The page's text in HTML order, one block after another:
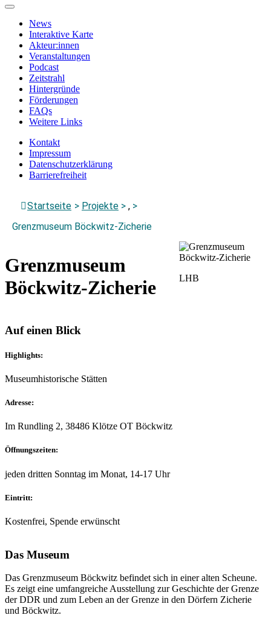
Zum
Hauptinhalt
springen
News
Interaktive Karte
Akteur:innen
Veranstaltungen
Podcast
Zeitstrahl
Hintergründe
Förderungen
FAQs
Weitere Links
Kontakt
Impressum
Datenschutzerklärung
Barrierefreiheit
schließenStartseite > Projekte > , >
Grenzmuseum Böckwitz-Zicherie
Grenzmuseum
Böckwitz-Zicherie
LHB
Auf einen Blick
Highlights:
Museumhistorische Stätten
Adresse:
Im Rundling 2, 38486 Klötze OT Böckwitz
Öffnungszeiten:
jeden dritten Sonntag im Monat, 14-17 Uhr
Eintritt:
Kostenfrei, Spende erwünscht
Das Museum
Das Grenzmuseum Böckwitz befindet sich in einer alten Scheune.
Es zeigt eine umfangreiche Ausstellung zur Geschichte der Grenze
der DDR und zum Leben an der Grenze in den Dörfern Zicherie
und Böckwitz.